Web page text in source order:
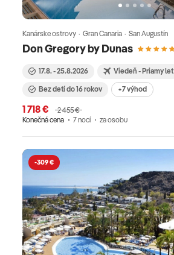
Don Gregory by Dunas
Kanárske ostrovy · Gran Canaria · San Augustín
17.8. - 25.8.2026 Viedeň - Priamy let
Bez detí do 16 rokov
+7 výhod
1 718 €
2 455 €
Konečná cena
7 nocí za osobu
-309 €